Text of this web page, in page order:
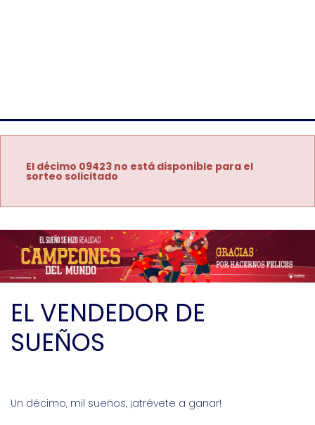
El décimo 09423 no está disponible para el
sorteo solicitado
EL VENDEDOR DE
SUEÑOS
Un décimo, mil sueños, ¡atrévete a ganar!